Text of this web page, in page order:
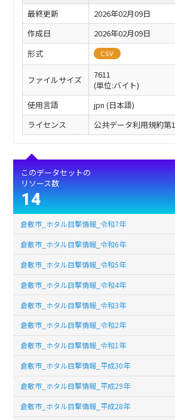
最終更新
2026年02月09日
作成日
2026年02月09日
形式
CSV
ファイルサイズ
7611
(単位:バイト)
使用言語
jpn (日本語)
ライセンス
公共データ利用規約第
このデータセットの
リソース数
14
倉敷市_ホタル目撃情報_令和7年
倉敷市_ホタル目撃情報_令和6年
倉敷市_ホタル目撃情報_令和5年
倉敷市_ホタル目撃情報_令和4年
倉敷市_ホタル目撃情報_令和3年
倉敷市_ホタル目撃情報_令和2年
倉敷市_ホタル目撃情報_令和1年
倉敷市_ホタル目撃情報_平成30年
倉敷市_ホタル目撃情報_平成29年
倉敷市_ホタル目撃情報_平成28年